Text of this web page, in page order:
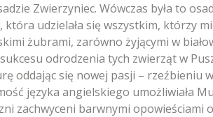
Zwierzyniec. Wówczas była to
która udzielała się wszystkim, którzy
żubrami, zarówno żyjącymi w
odrodzenia tych zwierząt w
oddając się nowej pasji – rzeźbieniu
języka angielskiego umożliwiała Mu
zachwyceni barwnymi opowieściami